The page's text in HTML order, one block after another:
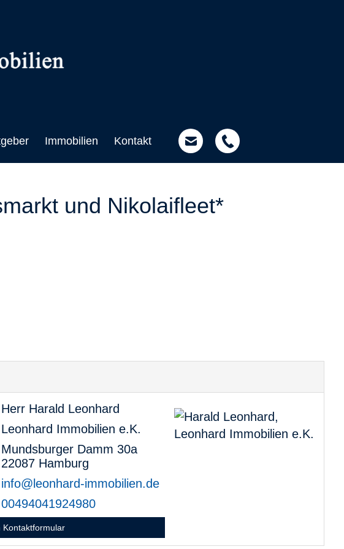
Immobilien Kontakt
und Nikolaifleet*
Herr Harald Leonhard
Leonhard Immobilien e.K.
Mundsburger Damm 30a
22087 Hamburg
info@leonhard-immobilien.de
00494041924980
Kontaktformular